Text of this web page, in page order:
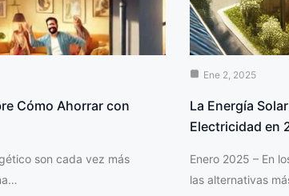
Cómo Ahorrar con
son cada vez más
Ene 2, 2025
La Energía
Electricidad en
Enero 2025 – En
las alternativas